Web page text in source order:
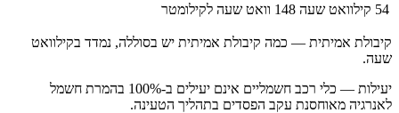
54 קילוואט שעה 148 וואט שעה לקילומטר
קיבולת אמיתית — כמה קיבולת אמיתית יש בסוללה, נמדד בקילוואט
שעה.
יעילות — כלי רכב חשמליים אינם יעילים ב-100% בהמרת חשמל
לאנרגיה מאוחסנת עקב הפסדים בתהליך הטעינה.